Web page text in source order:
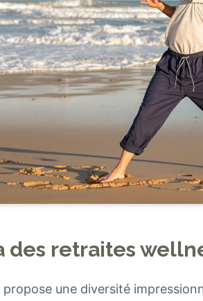
des retraites
propose une diversité